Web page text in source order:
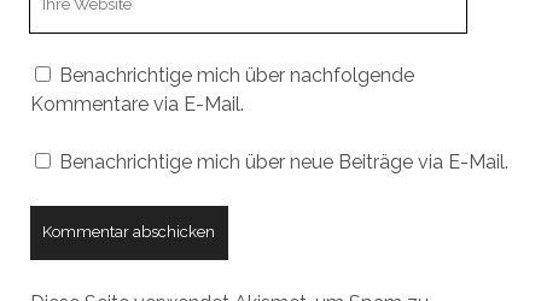
Benachrichtige mich über nachfolgende
Kommentare via E-Mail.
Benachrichtige mich über neue Beiträge via E-Mail.